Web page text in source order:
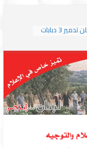
العربي الجديد: حزب الله يعلن تدمير 3 دبابات
“استسلاما غير
بخريطة
التفاوض
إسلام آباد
العباسية